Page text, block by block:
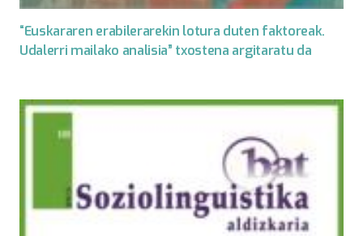
“Euskararen erabilerarekin lotura duten faktoreak.
Udalerri mailako analisia” txostena argitaratu da